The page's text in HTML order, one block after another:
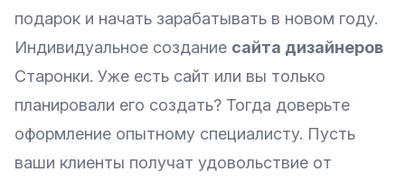
подарок и начать зарабатывать в новом году.
Индивидуальное создание сайта дизайнеров
Старонки. Уже есть сайт или вы только
планировали его создать? Тогда доверьте
оформление опытному специалисту. Пусть
ваши клиенты получат удовольствие от